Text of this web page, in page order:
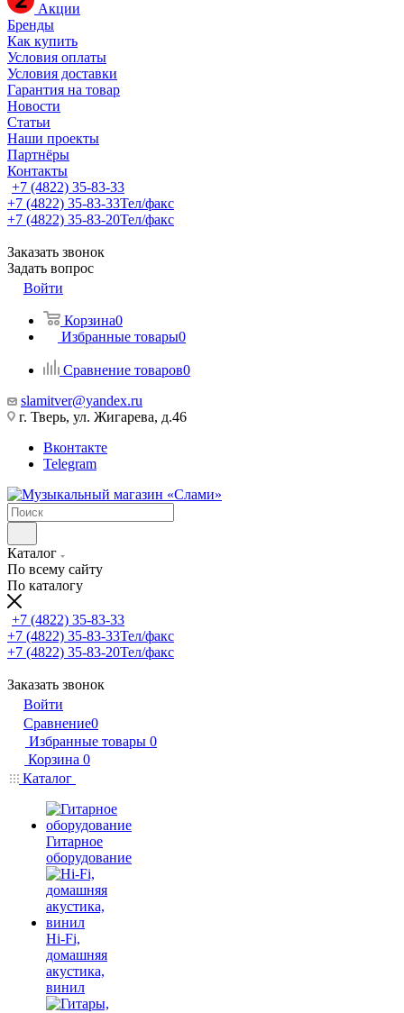
Акции
Бренды
Как купить
Условия оплаты
Условия доставки
Гарантия на товар
Новости
Статьи
Наши проекты
Партнёры
Контакты
+7 (4822) 35-83-33
+7 (4822) 35-83-33Тел/факс
+7 (4822) 35-83-20Тел/факс
Заказать звонок
Задать вопрос
Войти
Корзина0
Избранные товары0
Сравнение товаров0
slamitver@yandex.ru
г. Тверь, ул. Жигарева, д.46
Вконтакте
Telegram
Каталог
По всему сайту
По каталогу
+7 (4822) 35-83-33
+7 (4822) 35-83-33Тел/факс
+7 (4822) 35-83-20Тел/факс
Заказать звонок
Войти
Сравнение0
Избранные товары 0
Корзина 0
Каталог
Гитарное
оборудование
Hi-Fi,
домашняя
акустика,
винил